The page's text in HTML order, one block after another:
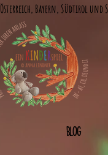
Österreich, Bayern, Südtirol und
Blog